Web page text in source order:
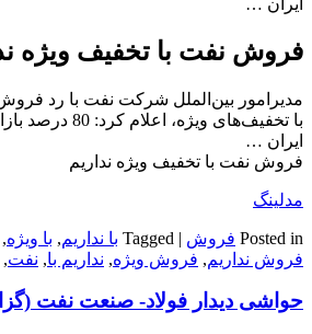
فروش نفت با تخفیف ویژه
مدیرامور بین‌الملل شرکت نفت با رد
با تخفیف‌های
ایران …
فروش نفت با تخفیف ویژه نداریم
مدلینگ
Posted in فروش |
Tagged با نداریم, با ویژه,
فروش نداریم, فروش ویژه, نداریم با, نفت,
حواشی دیدار فولاد- صنعت نفت